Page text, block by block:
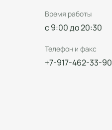
Время работы
с 9:00 до 20:30
Телефон и факс
+7-917-462-33-90